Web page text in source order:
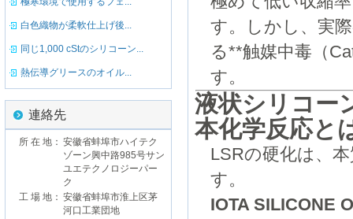
白色織物が柔軟仕上げ後...
同じ1,000 cStのシリコーン...
熱伝導グリースのオイル...
連絡先
所 在 地： 安徽省蚌埠市ハイテク
ゾーン興中路985号サン
ユエテクノロジーパー
ク
工 場 地： 安徽省蚌埠市淮上区茅
河口工業団地
す。しかし、実
る**触媒中毒（
す。
液状シリコー
本化学反応と
LSRの硬化は、
す。
IOTA SILICONE